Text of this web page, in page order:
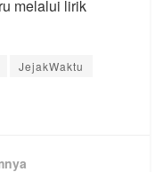
melalui lirik
JejakWaktu